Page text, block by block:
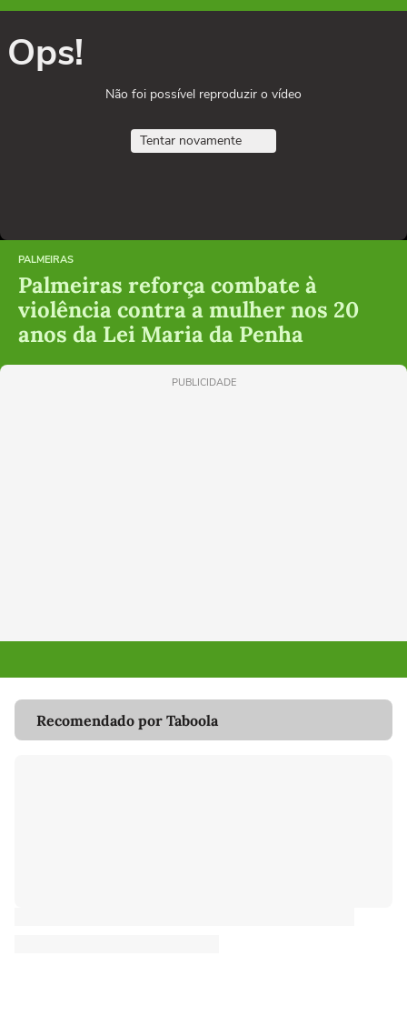
Ops!
Não foi possível reproduzir o vídeo
Tentar novamente
PALMEIRAS
Palmeiras reforça combate à
violência contra a mulher nos 20
anos da Lei Maria da Penha
PUBLICIDADE
Recomendado por Taboola